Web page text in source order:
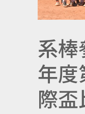
系
年
際